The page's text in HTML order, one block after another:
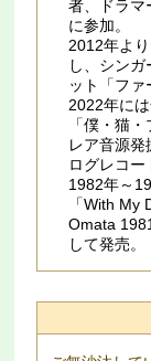
者、ドラマ
に参加。
2012年よ
し、シン
ット「ファ
2022年に
「僕・猫
レア音源
ログレコ
1982年～
「With
Omata
して発売。